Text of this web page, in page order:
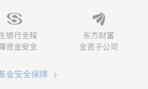
金安全保障